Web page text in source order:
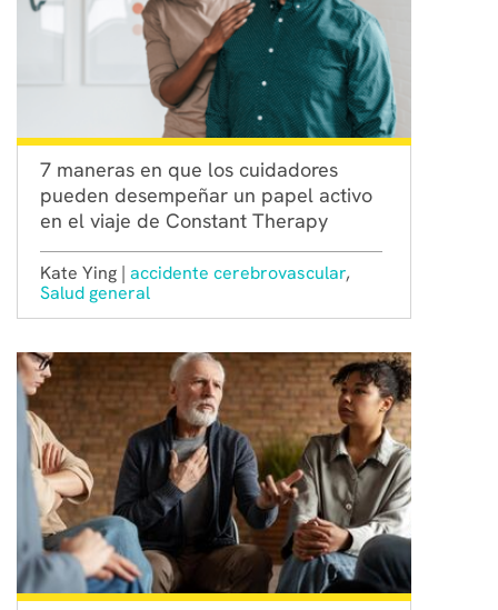
7 maneras en que los cuidadores
pueden desempeñar un papel activo
en el viaje de Constant Therapy
Kate Ying | accidente cerebrovascular,
Salud general